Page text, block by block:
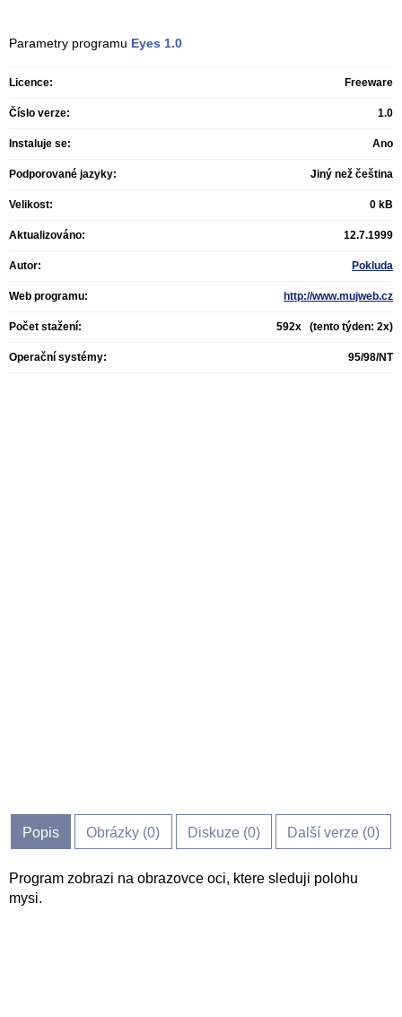
Parametry programu Eyes 1.0
Licence: Freeware
Číslo verze: 1.0
Instaluje se: Ano
Podporované jazyky: Jiný než čeština
Velikost: 0 kB
Aktualizováno: 12.7.1999
Autor: Pokluda
Web programu: http://www.mujweb.cz
Počet stažení: 592x (tento týden: 2x)
Operační systémy: 95/98/NT
Popis Obrázky (0) Diskuze (0) Další verze (0)
Program zobrazi na obrazovce oci, ktere sleduji polohu
mysi.